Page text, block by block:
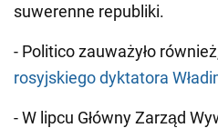
suwerenne republiki.
- Politico zauważyło
rosyjskiego dyktatora
- W lipcu Główny Zarząd